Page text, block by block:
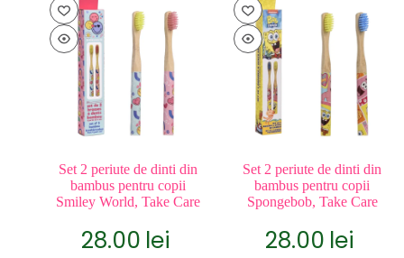
Set 2 periute de dinti din
bambus pentru copii
Smiley World, Take Care
28.00 lei
Set 2 periute de dinti din
bambus pentru copii
Spongebob, Take Care
28.00 lei